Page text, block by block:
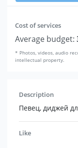
Cost of services
Average budget:
* Photos, videos, audio
intellectual property.
Description
Певец, диджей
Like